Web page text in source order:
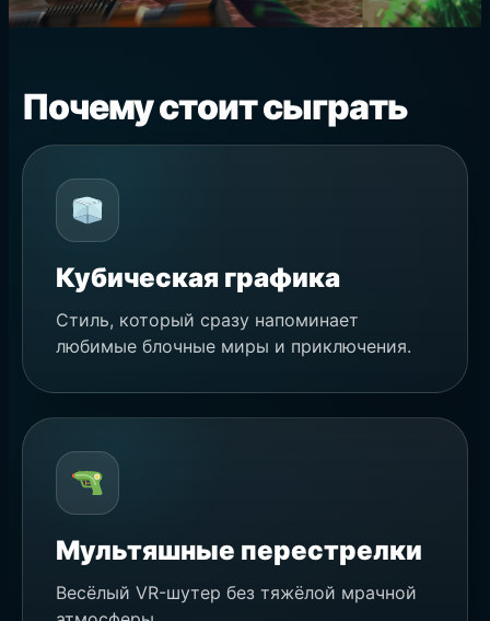
Почему стоит сыграть
Кубическая графика
Стиль, который сразу напоминает
любимые блочные миры и приключения.
Мультяшные перестрелки
Весёлый VR-шутер без тяжёлой мрачной